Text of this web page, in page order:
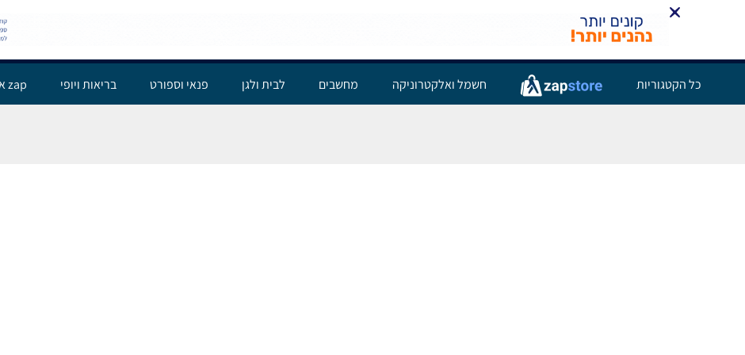
כל הקטגוריות חשמל ואלקטרוניקה מחשבים לבית ולגן פנאי וספורט בריאות ויופי zap אילת